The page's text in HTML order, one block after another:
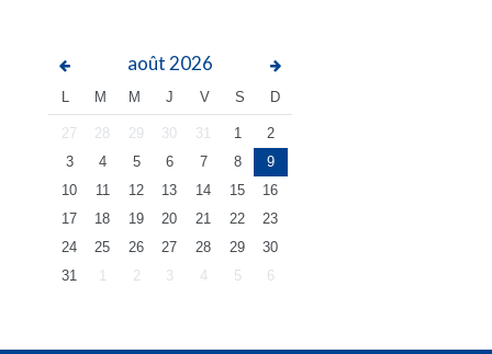
août 2026
L M M J V S D
27 28 29 30 31 1
2
3
4 5 6 7 8
9
10
11 12 13 14 15
16
17
18 19 20 21 22
23
24
25 26 27 28 29
30
31
1 2 3 4 5 6